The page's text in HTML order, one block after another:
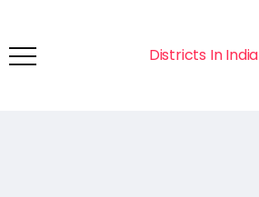
Districts In India